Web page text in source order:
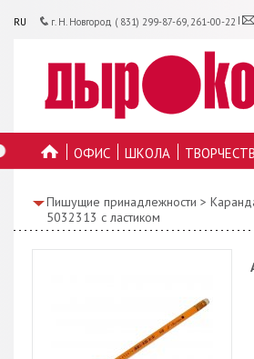
RU г. Н. Новгород ( 831) 299-87-69, 261-00-22
ОФИС ШКОЛА
Пишущие принадлежности >
5032313 с ластиком